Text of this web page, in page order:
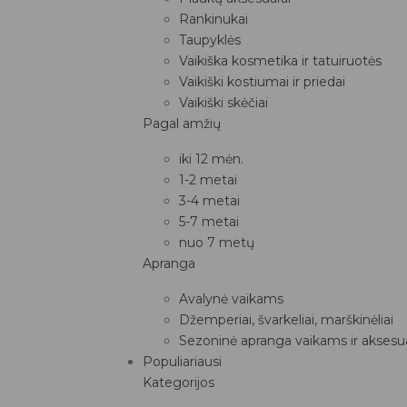
Rankinukai
Taupyklės
Vaikiška kosmetika ir tatuiruotės
Vaikiški kostiumai ir priedai
Vaikiški skėčiai
Pagal amžių
iki 12 mėn.
1-2 metai
3-4 metai
5-7 metai
nuo 7 metų
Apranga
Avalynė vaikams
Džemperiai, švarkeliai, marškinėliai
Sezoninė apranga vaikams ir
Populiariausi
Kategorijos